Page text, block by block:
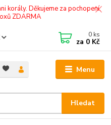
korály. Děkujeme za pochopení.
ZDARMA
Menu
Hledat
0 ks
za 0 Kč